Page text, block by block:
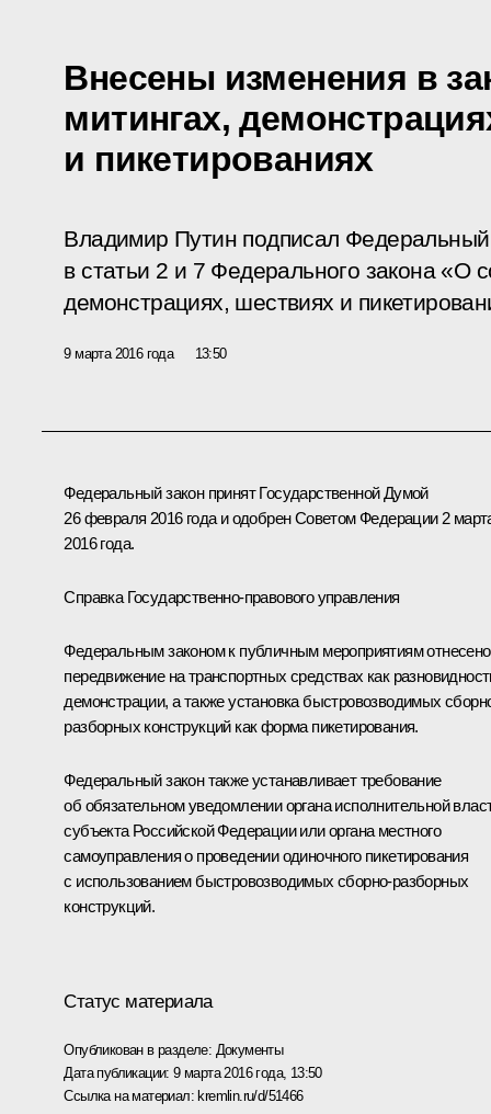
Внесены изменения в
митингах,
и пикетированиях
Владимир Путин подписал
в статьи 2 и 7 Федерального закона «О
демонстрациях, шествиях и
9 марта 2016 года 13:50
Федеральный закон принят Государственной Думой
26 февраля 2016 года и одобрен Советом Федерации 2
2016 года.
Справка Государственно-правового управления
Федеральным законом к публичным мероприятиям отнесено
передвижение на транспортных средствах как
демонстрации, а также установка быстровозводимых
разборных конструкций как форма пикетирования.
Федеральный закон также устанавливает требование
об обязательном уведомлении органа исполнительной
субъекта Российской Федерации или органа местного
самоуправления о проведении одиночного пикетирования
с использованием быстровозводимых сборно-разборных
конструкций.
Статус материала
Опубликован в разделе: Документы
Дата публикации:9 марта 2016 года, 13:50
Ссылка на материал: kremlin.ru/d/51466